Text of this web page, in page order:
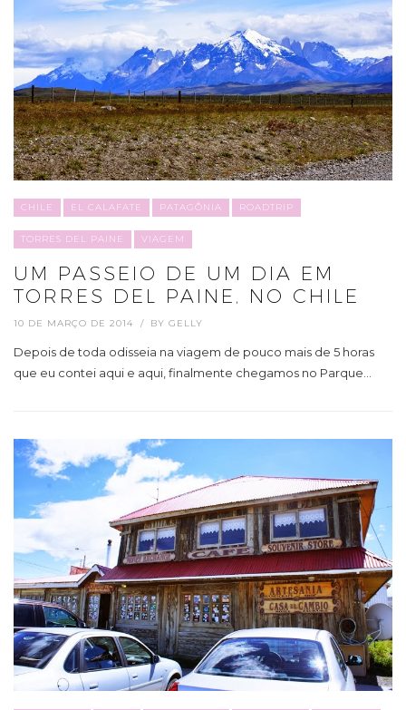
CHILE EL CALAFATE PATAGÔNIA ROADTRIP
TORRES DEL PAINE VIAGEM
UM PASSEIO DE UM DIA EM
TORRES DEL PAINE, NO CHILE
10 DE MARÇO DE 2014 BY GELLY
Depois de toda odisseia na viagem de pouco mais de 5 horas
que eu contei aqui e aqui, finalmente chegamos no Parque…